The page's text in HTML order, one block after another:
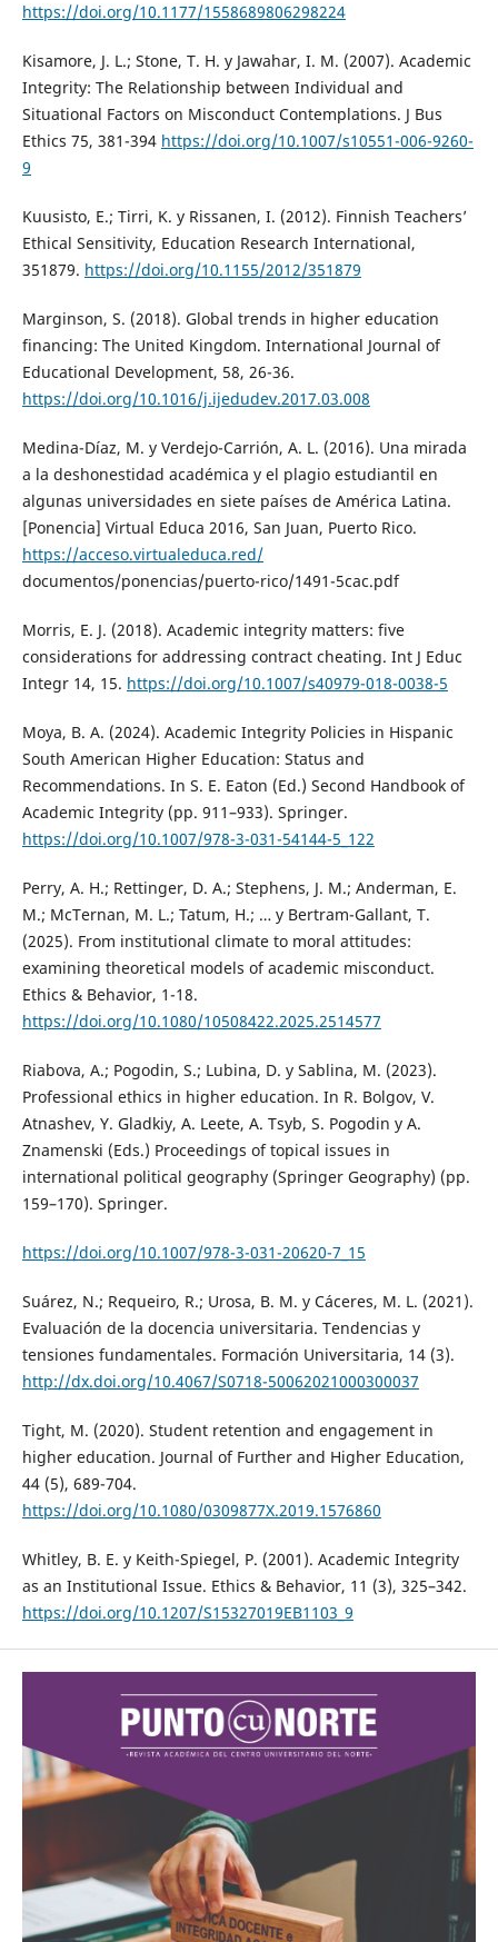
https://doi.org/10.1177/1558689806298224
Kisamore, J. L.; Stone, T. H. y Jawahar, I. M. (2007). Academic
Integrity: The Relationship between Individual and
Situational Factors on Misconduct Contemplations. J Bus
Ethics 75, 381-394 https://doi.org/10.1007/s10551-006-9260-
9
Kuusisto, E.; Tirri, K. y Rissanen, I. (2012). Finnish Teachers’
Ethical Sensitivity, Education Research International,
351879. https://doi.org/10.1155/2012/351879
Marginson, S. (2018). Global trends in higher education
financing: The United Kingdom. International Journal of
Educational Development, 58, 26-36.
https://doi.org/10.1016/j.ijedudev.2017.03.008
Medina-Díaz, M. y Verdejo-Carrión, A. L. (2016). Una mirada
a la deshonestidad académica y el plagio estudiantil en
algunas universidades en siete países de América Latina.
[Ponencia] Virtual Educa 2016, San Juan, Puerto Rico.
https://acceso.virtualeduca.red/
documentos/ponencias/puerto-rico/1491-5cac.pdf
Morris, E. J. (2018). Academic integrity matters: five
considerations for addressing contract cheating. Int J Educ
Integr 14, 15. https://doi.org/10.1007/s40979-018-0038-5
Moya, B. A. (2024). Academic Integrity Policies in Hispanic
South American Higher Education: Status and
Recommendations. In S. E. Eaton (Ed.) Second Handbook of
Academic Integrity (pp. 911–933). Springer.
https://doi.org/10.1007/978-3-031-54144-5_122
Perry, A. H.; Rettinger, D. A.; Stephens, J. M.; Anderman, E.
M.; McTernan, M. L.; Tatum, H.; … y Bertram-Gallant, T.
(2025). From institutional climate to moral attitudes:
examining theoretical models of academic misconduct.
Ethics & Behavior, 1-18.
https://doi.org/10.1080/10508422.2025.2514577
Riabova, A.; Pogodin, S.; Lubina, D. y Sablina, M. (2023).
Professional ethics in higher education. In R. Bolgov, V.
Atnashev, Y. Gladkiy, A. Leete, A. Tsyb, S. Pogodin y A.
Znamenski (Eds.) Proceedings of topical issues in
international political geography (Springer Geography) (pp.
159–170). Springer.
https://doi.org/10.1007/978-3-031-20620-7_15
Suárez, N.; Requeiro, R.; Urosa, B. M. y Cáceres, M. L. (2021).
Evaluación de la docencia universitaria. Tendencias y
tensiones fundamentales. Formación Universitaria, 14 (3).
http://dx.doi.org/10.4067/S0718-50062021000300037
Tight, M. (2020). Student retention and engagement in
higher education. Journal of Further and Higher Education,
44 (5), 689-704.
https://doi.org/10.1080/0309877X.2019.1576860
Whitley, B. E. y Keith-Spiegel, P. (2001). Academic Integrity
as an Institutional Issue. Ethics & Behavior, 11 (3), 325–342.
https://doi.org/10.1207/S15327019EB1103_9